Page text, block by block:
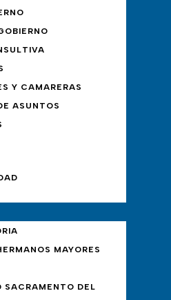
Y CAMARERAS
ASUNTOS
MAYORES
SACRAMENTO DEL